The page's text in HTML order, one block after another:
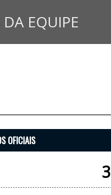
EQUIPE
OFICIAIS